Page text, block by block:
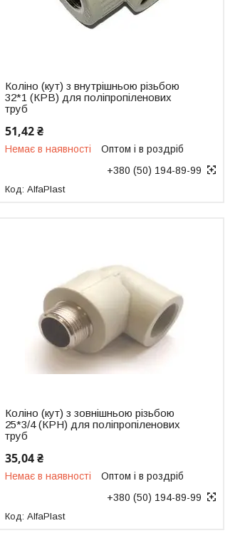
Коліно (кут) з внутрішньою різьбою
32*1 (КРВ) для поліпропіленових
труб
51,42 ₴
Немає в наявності
Оптом і в роздріб
+380 (50) 194-89-99
AlfaPlast
Коліно (кут) з зовнішньою різьбою
25*3/4 (КРН) для поліпропіленових
труб
35,04 ₴
Немає в наявності
Оптом і в роздріб
+380 (50) 194-89-99
AlfaPlast